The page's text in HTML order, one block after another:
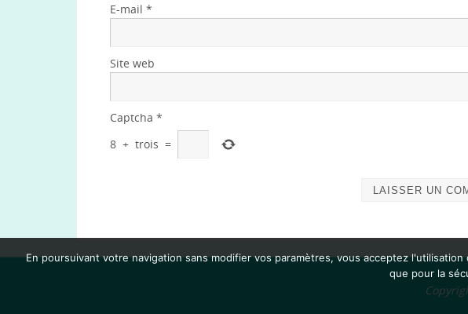
E-mail *
Site web
Captcha *
8 + trois =
En poursuivant votre navigation sans modifier vos paramètres, vous acceptez
que pour la